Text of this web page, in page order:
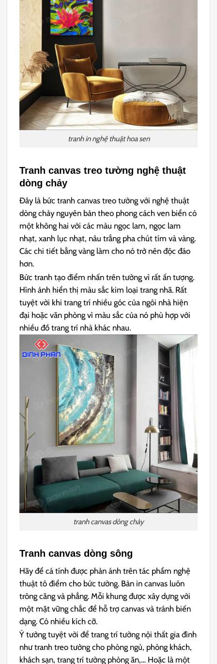
tranh in nghệ thuật hoa sen
Tranh canvas treo tường nghệ thuật
dòng chảy
Đây là bức tranh canvas treo tường với nghệ thuật
dòng chảy nguyên bản theo phong cách ven biển có
một không hai với các màu ngọc lam, ngọc lam
nhạt, xanh lục nhạt, nâu trắng pha chút tím và vàng.
Các chi tiết bằng vàng làm cho nó trở nên độc đáo
hơn.
Bức tranh tạo điểm nhấn trên tường vì rất ấn tượng.
Hình ảnh hiển thị màu sắc kim loại trang nhã. Rất
tuyệt vời khi trang trí nhiều góc của ngôi nhà hiện
đại hoặc văn phòng vì màu sắc của nó phù hợp với
nhiều đồ trang trí nhà khác nhau.
tranh canvas dòng chảy
Tranh canvas dòng sông
Hãy để cá tính được phản ánh trên tác phẩm nghệ
thuật tô điểm cho bức tường. Bản in canvas luôn
trông căng và phẳng. Mỗi khung được xây dựng với
một mặt vững chắc để hỗ trợ canvas và tránh biến
dạng. Có nhiều kích cỡ.
Ý tưởng tuyệt vời để trang trí tường nội thất gia đình
như tranh treo tường cho phòng ngủ, phòng khách,
khách sạn, trang trí tường phòng ăn,… Hoặc là một